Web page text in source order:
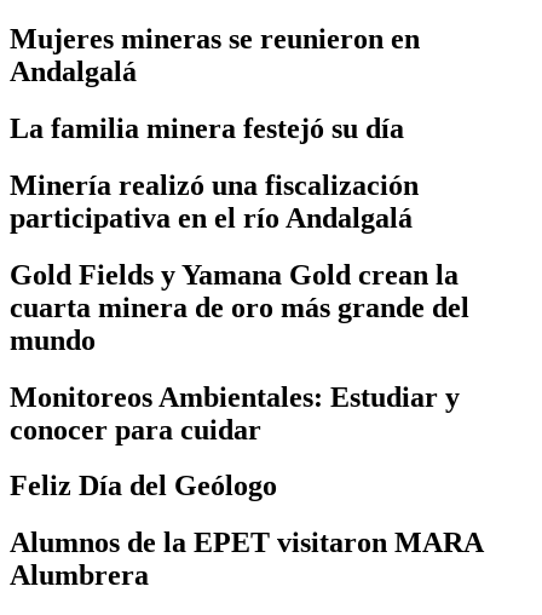
Mujeres mineras se reunieron en
Andalgalá
La familia minera festejó su día
Minería realizó una fiscalización
participativa en el río Andalgalá
Gold Fields y Yamana Gold crean la
cuarta minera de oro más grande del
mundo
Monitoreos Ambientales: Estudiar y
conocer para cuidar
Feliz Día del Geólogo
Alumnos de la EPET visitaron MARA
Alumbrera